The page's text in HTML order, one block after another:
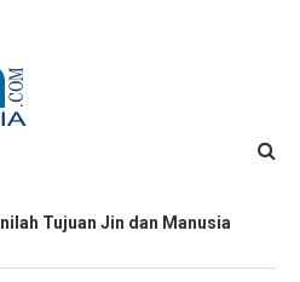
Inilah Tujuan Jin dan Manusia